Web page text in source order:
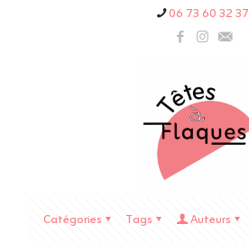
06 73 60 32 37
Catégories Tags Auteurs